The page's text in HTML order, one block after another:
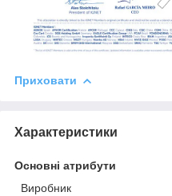
Приховати
Характеристики
Основні атрибути
Виробник